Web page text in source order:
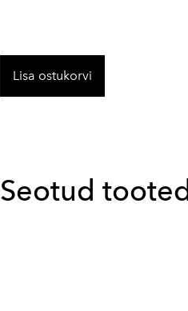
Lisa ostukorvi
Seotud tooted